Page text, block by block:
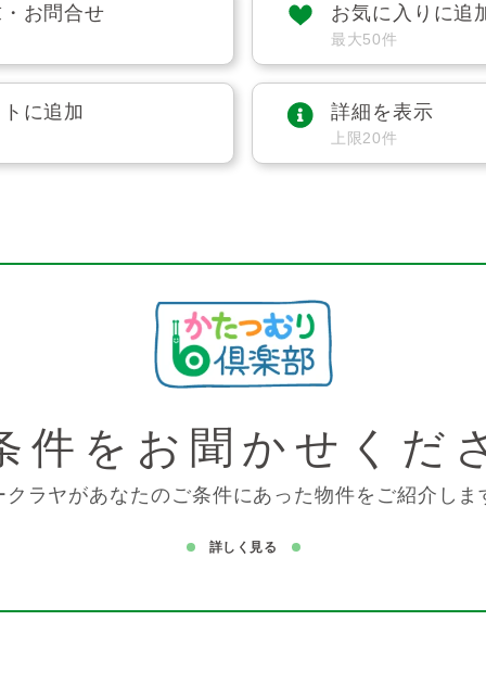
お問合せ お気に入りに追
最大50件
に追加 詳細を表示
上限20件
件を お聞かせくだ
クラヤがあなたのご条件にあった物件をご紹介しま
詳しく見る